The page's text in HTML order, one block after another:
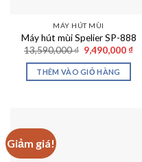
MÁY HÚT MÙI
Máy hút mùi Spelier SP-888
13,590,000₫ Giá
gốc
là:
13,590,000 ₫.
9,490,000 ₫Giá
THÊM VÀO GIỎ HÀNG
Giảm giá!